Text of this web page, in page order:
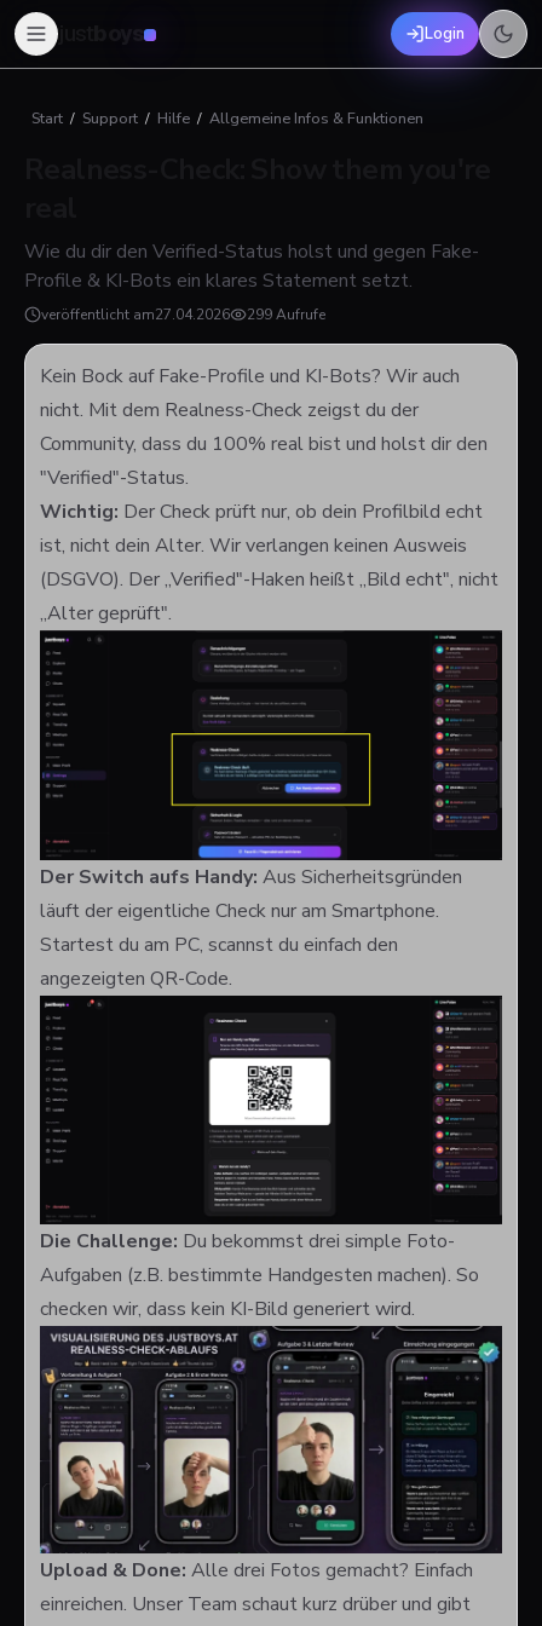
boys Login
Start / Support / Hilfe / Allgemeine Infos & Funktionen
Wie du dir den Verified-Status holst und gegen Fake-
Profile & KI-Bots ein klares Statement setzt.
veröffentlicht am27.04.2026 299 Aufrufe
Kein Bock auf Fake-Profile und KI-Bots? Wir auch
nicht. Mit dem Realness-Check zeigst du der
Community, dass du 100% real bist und holst dir den
"Verified"-Status.
Wichtig: Der Check prüft nur, ob dein Profilbild echt
ist, nicht dein Alter. Wir verlangen keinen Ausweis
(DSGVO). Der „Verified"-Haken heißt „Bild echt", nicht
„Alter geprüft".
Der Switch aufs Handy: Aus Sicherheitsgründen
läuft der eigentliche Checknuram Smartphone.
Startest du am PC, scannst du einfach den
angezeigten QR-Code.
Die Challenge: Du bekommst drei simple Foto-
Aufgaben (z.B. bestimmte Handgesten machen). So
checken wir, dass kein KI-Bild generiert wird.
Upload & Done: Alle drei Fotos gemacht? Einfach
einreichen. Unser Team schaut kurz drüber und gibt